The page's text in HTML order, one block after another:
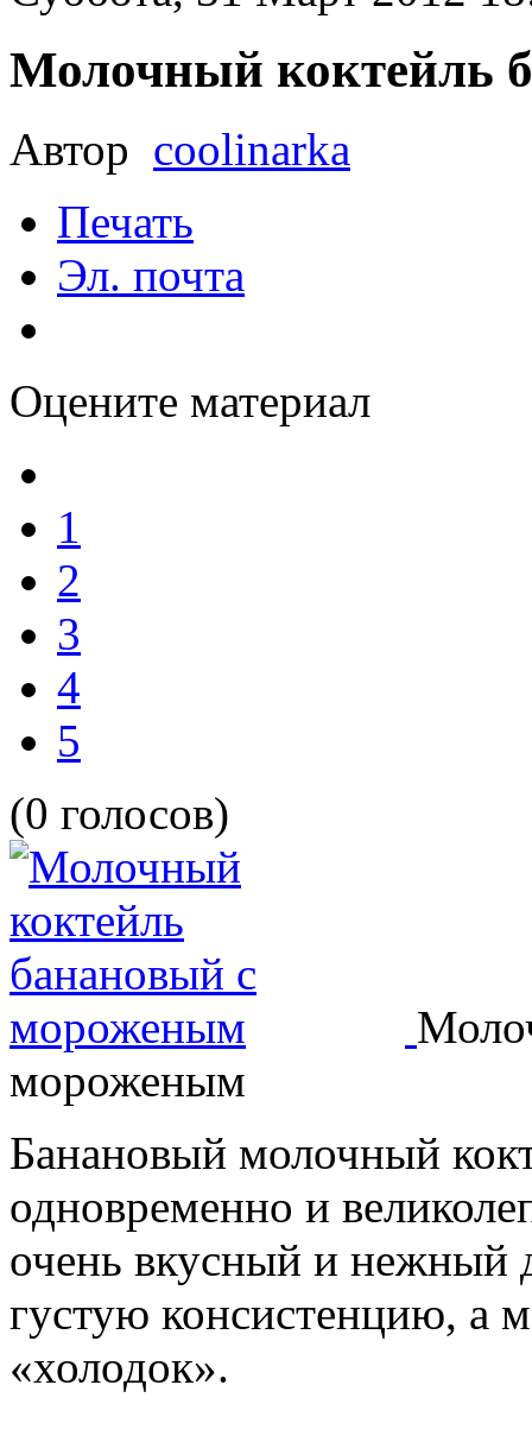
Молочный коктейль
Автор coolinarka
Печать
Эл. почта
Оцените материал
1
2
3
4
5
(0 голосов)
мороженым
Банановый молочный
одновременно и
очень вкусный и нежный
густую консистенцию, а
«холодок».